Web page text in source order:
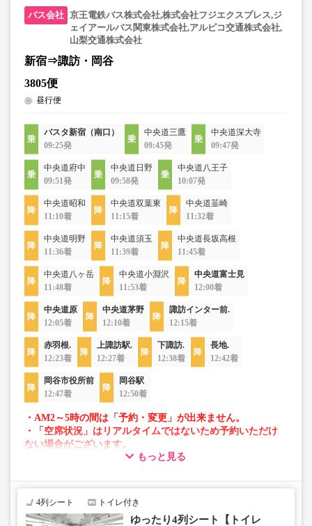
京王電鉄バス株式会社,株式会社フジエクスプレス,ジ
ェイアールバス関東株式会社,アルピコ交通株式会社,
山梨交通株式会社
新宿⇒諏訪・岡谷
3805便
昼行便
バスタ新宿（南口）
09:25発
中央道三鷹
09:45発
中央道深大寺
09:47発
中央道府中
09:51発
中央道日野
09:58発
中央道八王子
10:07発
中央道昭和
11:10着
中央道双葉東
11:15着
中央道韮崎
11:32着
中央道明野
11:36着
中央道須玉
11:39着
中央道長坂高根
11:45着
中央道八ヶ岳
11:48着
中央道小淵沢
11:53着
中央道富士見
12:00着
中央道原
12:05着
中央道茅野
12:10着
諏訪インター前.
12:15着
赤羽根.
12:23着
上諏訪駅.
12:27着
下諏訪.
12:38着
長地.
12:42着
岡谷市役所前
12:47着
岡谷駅
12:50着
・AM2～5時の間は「予約・変更」が出来ません。
・「空席状況」はリアルタイムではないため予約いただけ
ない場合がございます。
・車両は予告なく変更となる場合がございます。これに伴
で、あらかじめご了承ください。
もっと見る
4列シート トイレ付き
ゆったり4列シート【トイレ